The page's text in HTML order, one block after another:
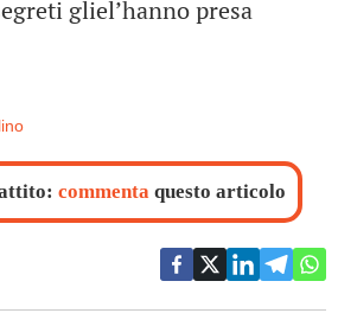
gliel’hanno presa
commenta questo articolo